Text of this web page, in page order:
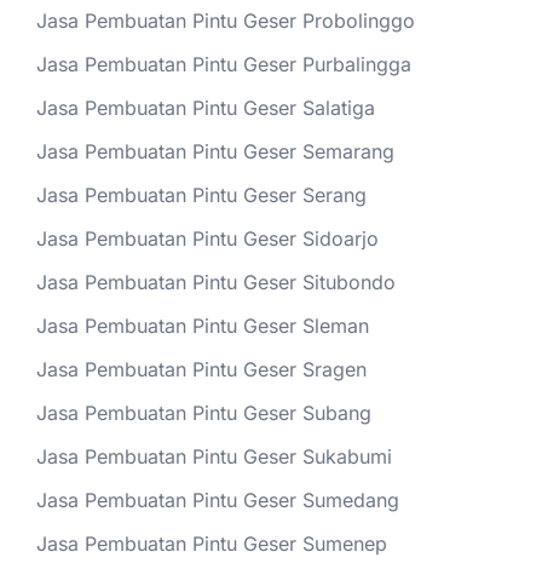
Jasa Pembuatan Pintu Geser Probolinggo
Jasa Pembuatan Pintu Geser Purbalingga
Jasa Pembuatan Pintu Geser Salatiga
Jasa Pembuatan Pintu Geser Semarang
Jasa Pembuatan Pintu Geser Serang
Jasa Pembuatan Pintu Geser Sidoarjo
Jasa Pembuatan Pintu Geser Situbondo
Jasa Pembuatan Pintu Geser Sleman
Jasa Pembuatan Pintu Geser Sragen
Jasa Pembuatan Pintu Geser Subang
Jasa Pembuatan Pintu Geser Sukabumi
Jasa Pembuatan Pintu Geser Sumedang
Jasa Pembuatan Pintu Geser Sumenep